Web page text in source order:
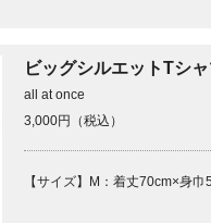
ビッグシルエットTシ
all at once
3,000円（税込）
【サイズ】M：着丈70cm×身